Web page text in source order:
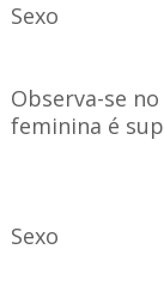
Sexo
Observa-se
feminina é
Sexo